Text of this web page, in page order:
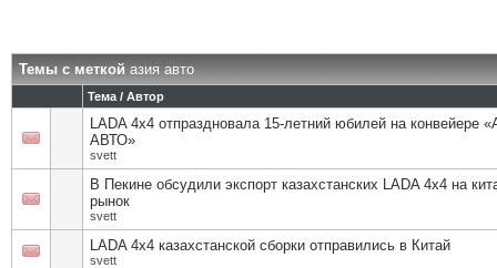
Темы с меткойазия авто
Тема / Автор
LADA 4x4 отпраздновала 15-летний юбилей на конвейере
АВТО»
svett
В Пекине обсудили экспорт казахстанских LADA 4х4 на
рынок
svett
LADA 4x4 казахстанской сборки отправились в Китай
svett